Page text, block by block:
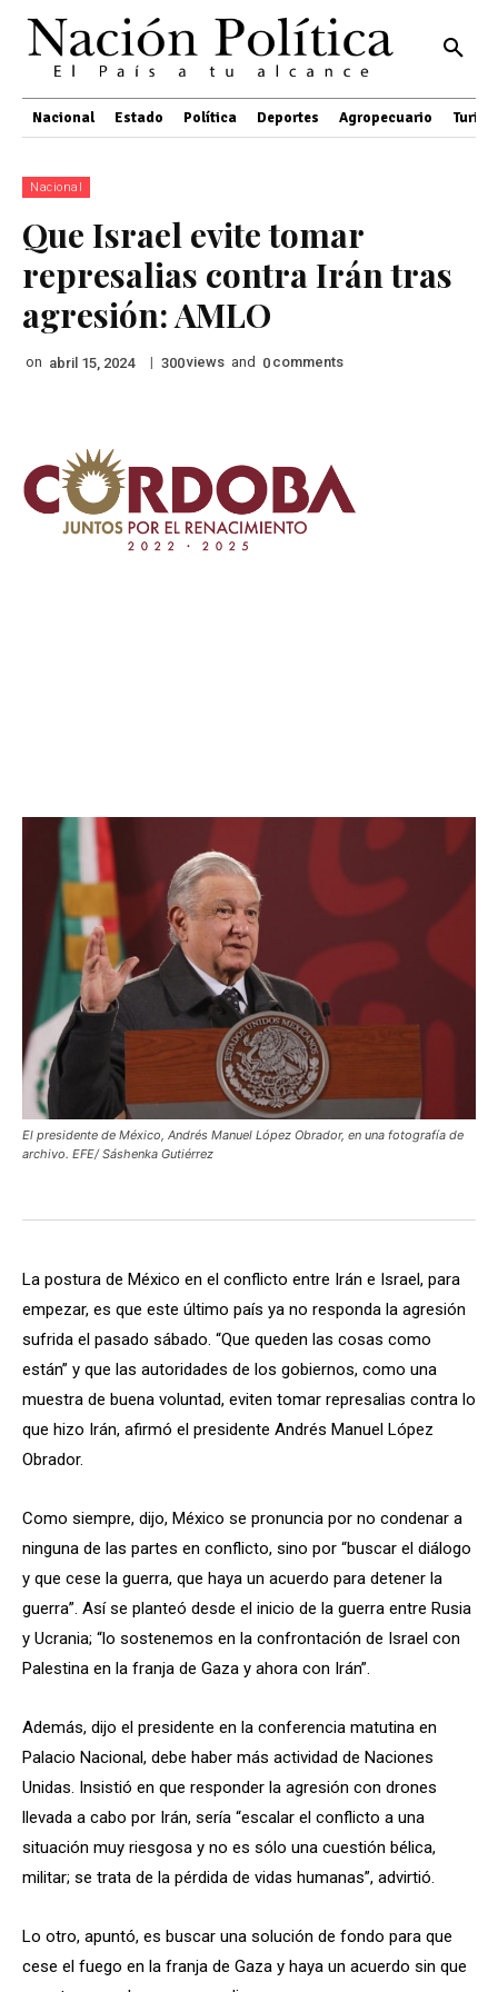
Nacional Estado Política Deportes Agropecuario
Nacional
Que Israel evite tomar
represalias contra Irán tras
agresión: AMLO
on abril 15, 2024 | 300views and 0 comments
El presidente de México, Andrés Manuel López Obrador, en una fotografía de
archivo. EFE/ Sáshenka Gutiérrez
La postura de México en el conflicto entre Irán e Israel, para
empezar, es que este último país ya no responda la agresión
sufrida el pasado sábado. “Que queden las cosas como
están” y que las autoridades de los gobiernos, como una
muestra de buena voluntad, eviten tomar represalias contra lo
que hizo Irán, afirmó el presidente Andrés Manuel López
Obrador.
Como siempre, dijo, México se pronuncia por no condenar a
ninguna de las partes en conflicto, sino por “buscar el diálogo
y que cese la guerra, que haya un acuerdo para detener la
guerra”. Así se planteó desde el inicio de la guerra entre Rusia
y Ucrania; “lo sostenemos en la confrontación de Israel con
Palestina en la franja de Gaza y ahora con Irán”.
Además, dijo el presidente en la conferencia matutina en
Palacio Nacional, debe haber más actividad de Naciones
Unidas. Insistió en que responder la agresión con drones
llevada a cabo por Irán, sería “escalar el conflicto a una
situación muy riesgosa y no es sólo una cuestión bélica,
militar; se trata de la pérdida de vidas humanas”, advirtió.
Lo otro, apuntó, es buscar una solución de fondo para que
cese el fuego en la franja de Gaza y haya un acuerdo sin que